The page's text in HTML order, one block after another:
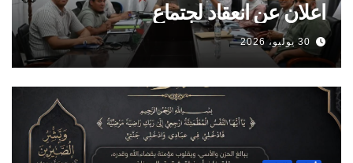
اعلان عن انعقاد لجتماع
30 يوليو، 2026